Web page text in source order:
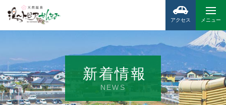
メニュー
アクセス
新着情報
NEWS